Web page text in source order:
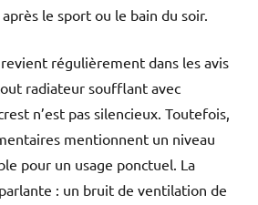
le sport ou le bain du soir.
régulièrement dans les avis
radiateur soufflant avec
n’est pas silencieux. Toutefois,
mentionnent un niveau
pour un usage ponctuel. La
: un bruit de ventilation de